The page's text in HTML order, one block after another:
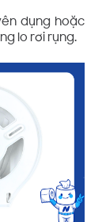
dụng hoặc
lo rơi rụng.